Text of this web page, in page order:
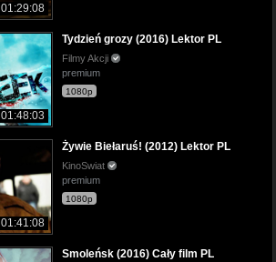
01:29:08
01:48:03
Tydzień grozy (2016) Lektor PL
Filmy Akcji
premium
1080p
01:41:08
Żywie Biełaruś! (2012) Lektor PL
KinoSwiat
premium
1080p
Smoleńsk (2016) Cały film PL